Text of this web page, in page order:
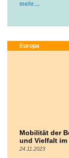
mehr
Europa
Mobilität der
und Vielfalt im
24.11.2023